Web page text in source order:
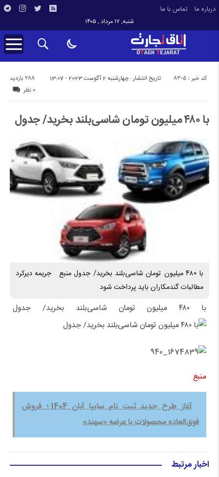
درباره ما تماس با ما
شنبه, ۱۷ مرداد , ۱۴۰۵
تاریخ انتشار : چهارشنبه 2 آگوست 2023 - 13:07 288 بازدید کد خبر : 8305
0 نظر
با ۴۸۰ میلیون تومان شاسی‌بلند بخرید/ جدول
با ۴۸۰ میلیون تومان شاسی‌بلند بخرید/ جدول منبع جریمه دیرکرد
مطالبات گندمکاران باید پرداخت شود
با ۴۸۰ میلیون تومان شاسی‌بلند بخرید/ جدول
منبع
آغاز طرح جدید ثبت نام سایپا آبان 1404 ؛ فروش
فوق‌العاده محصولات با عرضه «سهند»
اخبار مرتبط